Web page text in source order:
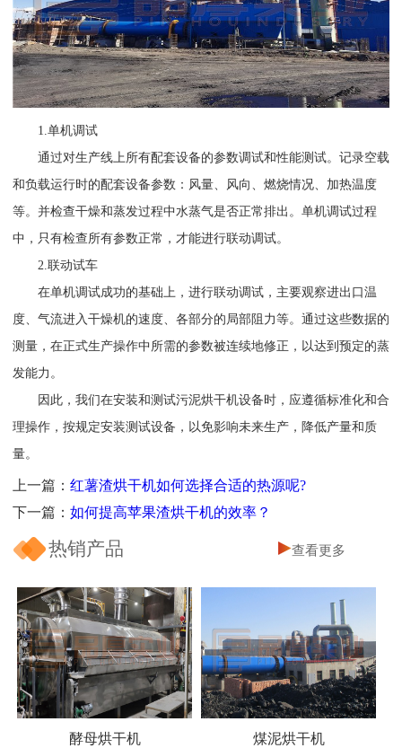
1.单机调试
通过对生产线上所有配套设备的参数调试和性能测试。记录空载
和负载运行时的配套设备参数：风量、风向、燃烧情况、加热温度
等。并检查干燥和蒸发过程中水蒸气是否正常排出。单机调试过程
中，只有检查所有参数正常，才能进行联动调试。
2.联动试车
在单机调试成功的基础上，进行联动调试，主要观察进出口温
度、气流进入干燥机的速度、各部分的局部阻力等。通过这些数据的
测量，在正式生产操作中所需的参数被连续地修正，以达到预定的蒸
发能力。
因此，我们在安装和测试污泥烘干机设备时，应遵循标准化和合
理操作，按规定安装测试设备，以免影响未来生产，降低产量和质
量。
上一篇： 红薯渣烘干机如何选择合适的热源呢?
下一篇： 如何提高苹果渣烘干机的效率？
热销产品 查看更多
酵母烘干机 煤泥烘干机